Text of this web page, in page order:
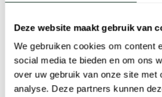
Deze website maakt gebruik van
We gebruiken cookies om content
social media te bieden en om ons
over uw gebruik van onze site met
analyse. Deze partners kunnen
trui met ademend vermogen en
extra warm comfort, zoals alpacawol,
lichtgewicht synthetische stoffen nylon
merinowol?